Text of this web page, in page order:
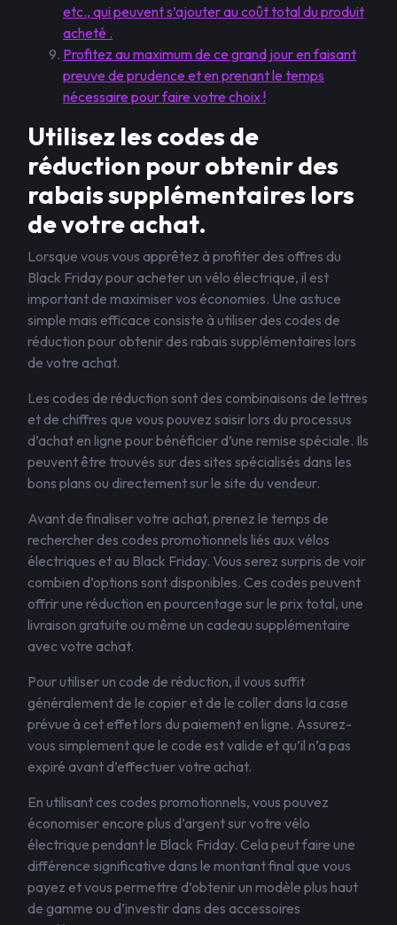
etc., qui peuvent s’ajouter au coût total du produit
acheté .
Profitez au maximum de ce grand jour en faisant
preuve de prudence et en prenant le temps
nécessaire pour faire votre choix !
Utilisez les codes de
réduction pour obtenir des
rabais supplémentaires lors
de votre achat.
Lorsque vous vous apprêtez à profiter des offres du
Black Friday pour acheter un vélo électrique, il est
important de maximiser vos économies. Une astuce
simple mais efficace consiste à utiliser des codes de
réduction pour obtenir des rabais supplémentaires lors
de votre achat.
Les codes de réduction sont des combinaisons de lettres
et de chiffres que vous pouvez saisir lors du processus
d’achat en ligne pour bénéficier d’une remise spéciale. Ils
peuvent être trouvés sur des sites spécialisés dans les
bons plans ou directement sur le site du vendeur.
Avant de finaliser votre achat, prenez le temps de
rechercher des codes promotionnels liés aux vélos
électriques et au Black Friday. Vous serez surpris de voir
combien d’options sont disponibles. Ces codes peuvent
offrir une réduction en pourcentage sur le prix total, une
livraison gratuite ou même un cadeau supplémentaire
avec votre achat.
Pour utiliser un code de réduction, il vous suffit
généralement de le copier et de le coller dans la case
prévue à cet effet lors du paiement en ligne. Assurez-
vous simplement que le code est valide et qu’il n’a pas
expiré avant d’effectuer votre achat.
En utilisant ces codes promotionnels, vous pouvez
économiser encore plus d’argent sur votre vélo
électrique pendant le Black Friday. Cela peut faire une
différence significative dans le montant final que vous
payez et vous permettre d’obtenir un modèle plus haut
de gamme ou d’investir dans des accessoires